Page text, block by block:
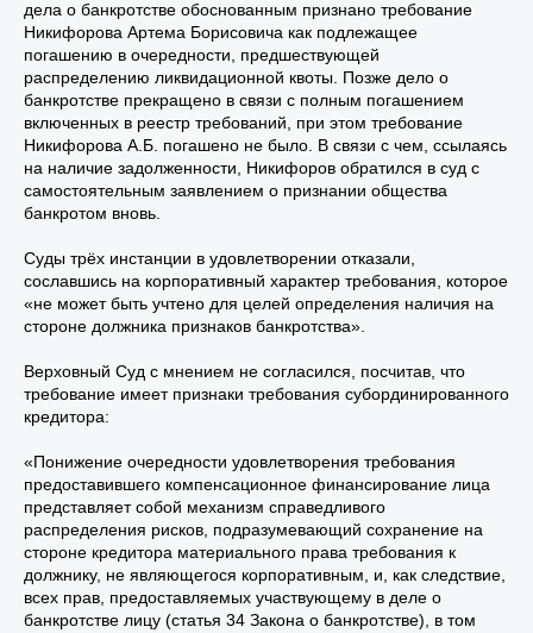
дела о банкротстве обоснованным признано требование
Никифорова Артема Борисовича как подлежащее
погашению в очередности, предшествующей
распределению ликвидационной квоты. Позже дело о
банкротстве прекращено в связи с полным погашением
включенных в реестр требований, при этом требование
Никифорова А.Б. погашено не было. В связи с чем, ссылаясь
на наличие задолженности, Никифоров обратился в суд с
самостоятельным заявлением о признании общества
банкротом вновь.
Суды трёх инстанции в удовлетворении отказали,
сославшись на корпоративный характер требования, которое
«не может быть учтено для целей определения наличия на
стороне должника признаков банкротства».
Верховный Суд с мнением не согласился, посчитав, что
требование имеет признаки требования субординированного
кредитора:
«Понижение очередности удовлетворения требования
предоставившего компенсационное финансирование лица
представляет собой механизм справедливого
распределения рисков, подразумевающий сохранение на
стороне кредитора материального права требования к
должнику, не являющегося корпоративным, и, как следствие,
всех прав, предоставляемых участвующему в деле о
банкротстве лицу (статья 34 Закона о банкротстве), в том